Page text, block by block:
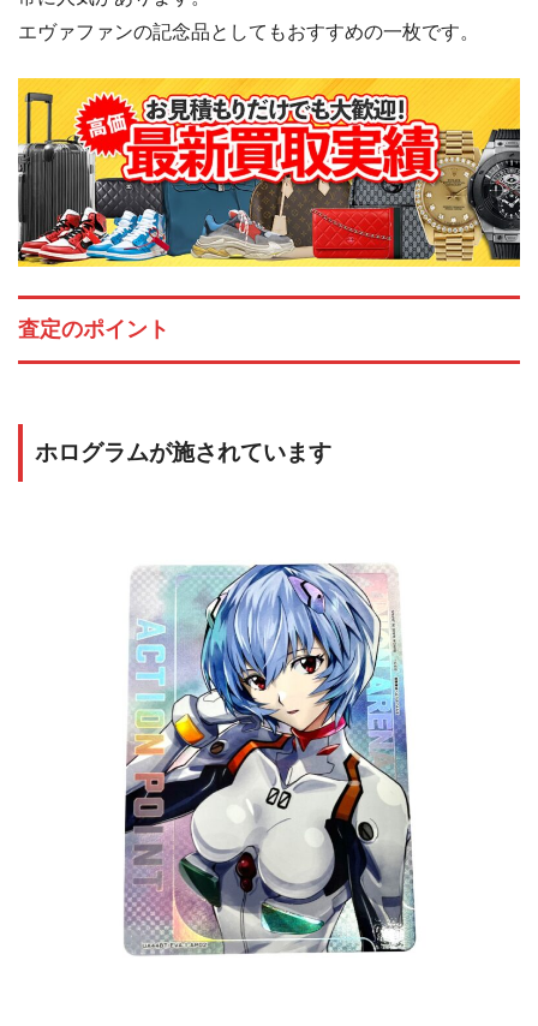
エヴァファンの記念品としてもおすすめの一枚です。
査定のポイント
ホログラムが施されています